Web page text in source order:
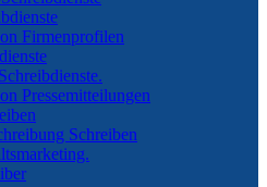
Firmenprofilen
Pressemitteilungen
Schreiben